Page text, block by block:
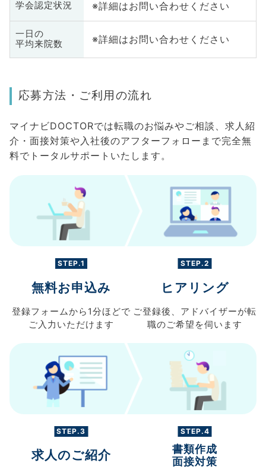
学会認定状況 ※詳細はお問い合わせください
一日の
平均来院数
※詳細はお問い合わせください
応募方法・ご利用の流れ
マイナビDOCTORでは転職のお悩みやご相談、求人紹
介・面接対策や入社後のアフターフォローまで完全無
料でトータルサポートいたします。
STEP.1
無料お申込み
登録フォームから 1分ほどで
ご入力 いただけます
STEP.2
ヒアリング
ご登録後、 アドバイザーが転
職のご希望を伺います
STEP.3
求人のご紹介
STEP.4
書類作成
面接対策